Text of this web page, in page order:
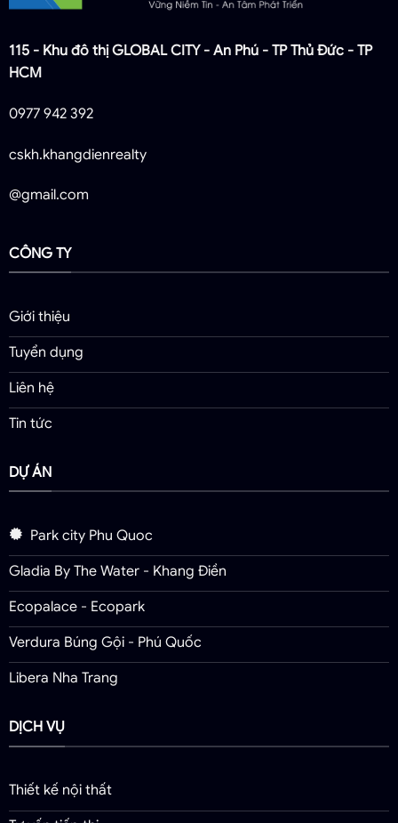
115 - Khu đô thị GLOBAL CITY - An Phú - TP Thủ Đức - TP
HCM
0977 942 392
cskh.khangdienrealty
@gmail.com
CÔNG TY
Giới thiệu
Tuyển dụng
Liên hệ
Tin tức
DỰ ÁN
Park city Phu Quoc
Gladia By The Water - Khang Điền
Ecopalace - Ecopark
Verdura Búng Gội - Phú Quốc
Libera Nha Trang
DỊCH VỤ
Thiết kế nội thất